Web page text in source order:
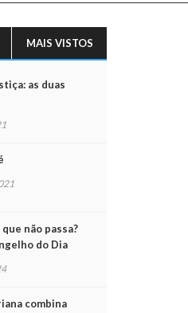
MAIS VISTOS
as duas
não passa?
do Dia
combina